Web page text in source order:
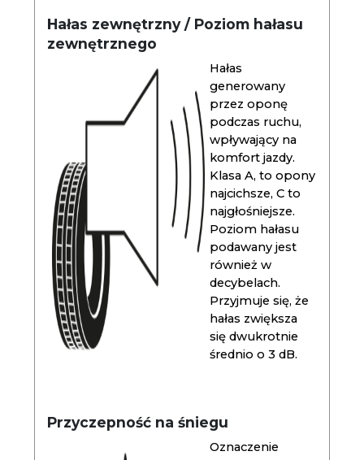
Hałas zewnętrzny / Poziom hałasu
zewnętrznego
Hałas
generowany
przez oponę
podczas ruchu,
wpływający na
komfort jazdy.
Klasa A, to opony
najcichsze, C to
najgłośniejsze.
Poziom hałasu
podawany jest
również w
decybelach.
Przyjmuje się, że
hałas zwiększa
się dwukrotnie
średnio o 3 dB.
Przyczepność na śniegu
Oznaczenie